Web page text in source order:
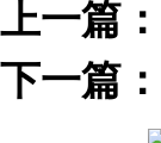
下一篇：